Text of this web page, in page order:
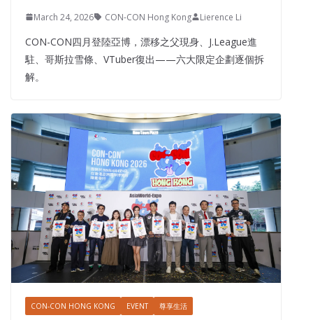
March 24, 2026 CON-CON Hong Kong Lierence Li
CON-CON四月登陸亞博，漂移之父現身、J.League進
駐、哥斯拉雪條、VTuber復出——六大限定企劃逐個拆
解。
CON-CON HONG KONG EVENT 尊享生活